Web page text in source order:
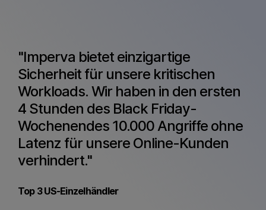
"Imperva bietet einzigartige
Sicherheit für unsere kritischen
Workloads. Wir haben in den ersten
4 Stunden des Black Friday-
Wochenendes 10.000 Angriffe ohne
Latenz für unsere Online-Kunden
verhindert."
Top 3 US-Einzelhändler